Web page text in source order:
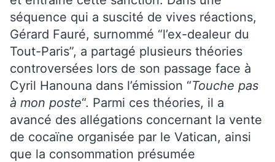
séquence qui a suscité de vives réactions,
Gérard Fauré, surnommé “l’ex-dealeur du
Tout-Paris”, a partagé plusieurs théories
controversées lors de son passage face à
Cyril Hanouna dans l’émission “Touche pas
à mon poste“. Parmi ces théories, il a
avancé des allégations concernant la vente
de cocaïne organisée par le Vatican, ainsi
que la consommation présumée